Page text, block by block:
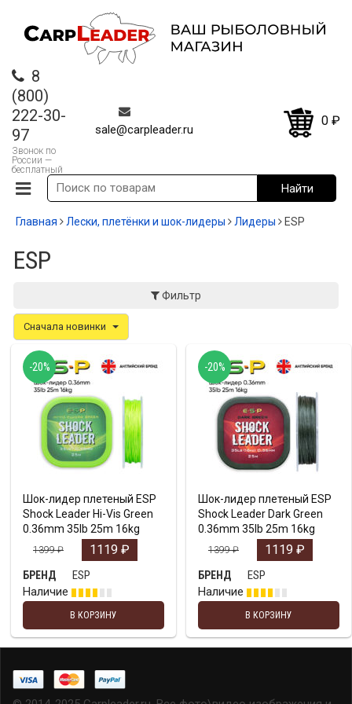
8
(800)
222-30-
97
Звонок по
России —
бесплатный
sale@carpleader.ru
0 ₽
Главная Лески, плетёнки и шок-лидеры Лидеры ESP
ESP
Фильтр
Сначала новинки
Шок-лидер плетеный ESP
Shock Leader Hi-Vis Green
0.36mm 35lb 25m 16kg
1399₽ 1119 ₽
БРЕНД
ESP
Наличие
В КОРЗИНУ
-20%
Шок-лидер плетеный ESP
Shock Leader Dark Green
0.36mm 35lb 25m 16kg
1399₽ 1119 ₽
БРЕНД
ESP
Наличие
В КОРЗИНУ
-20%